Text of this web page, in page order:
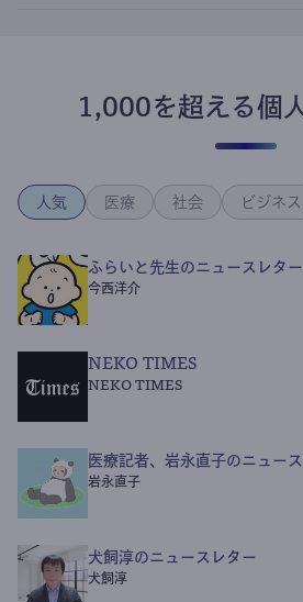
1,000を超える個
人気 医療 社会 ビジネス
ふらいと先生のニュースレター
今西洋介
NEKO TIMES
NEKO TIMES
医療記者、岩永直子のニュー
岩永直子
犬飼淳のニュースレター
犬飼淳